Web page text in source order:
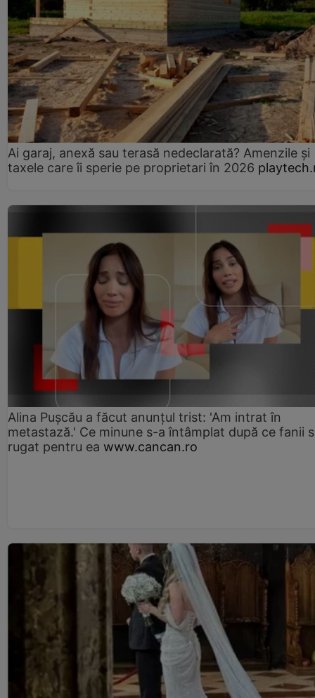
Ai garaj, anexă sau terasă nedeclarată? Amenzile și
taxele care îi sperie pe proprietari în 2026
Alina Pușcău a făcut anunțul trist: 'Am intrat în
metastază.' Ce minune s-a întâmplat după ce fanii
rugat pentru ea www.cancan.ro